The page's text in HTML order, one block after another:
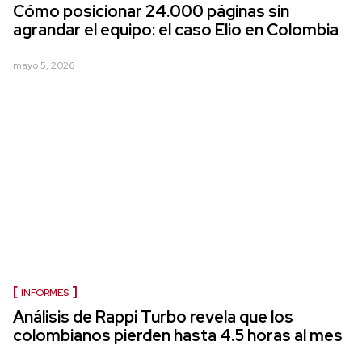
Cómo posicionar 24.000 páginas sin
agrandar el equipo: el caso Elio en Colombia
mayo 5, 2026
INFORMES
Análisis de Rappi Turbo revela que los
colombianos pierden hasta 4.5 horas al mes